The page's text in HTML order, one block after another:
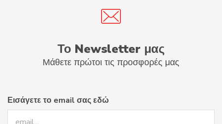
Το Newsletter μας
Μάθετε πρώτοι τις προσφορές μας
Εισάγετε το email σας εδώ